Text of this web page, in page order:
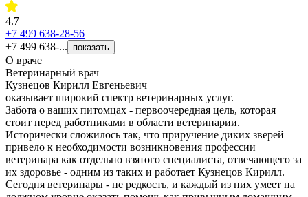
4.7
+7 499 638-28-56
+7 499 638-...
показать
О враче
Ветеринарный врач
Кузнецов Кирилл Евгеньевич
оказывает широкий спектр ветеринарных услуг.
Забота о ваших питомцах - первоочередная цель, которая
стоит перед работниками в области ветеринарии.
Исторически сложилось так, что приручение диких зверей
привело к необходимости возникновения профессии
ветеринара как отдельно взятого специалиста, отвечающего за
их здоровье - одним из таких и работает Кузнецов Кирилл.
Сегодня ветеринары - не редкость, и каждый из них умеет на